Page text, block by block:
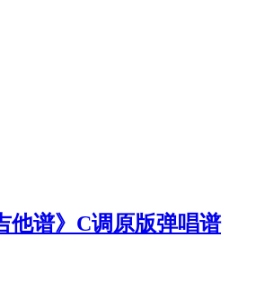
他谱》C调原版弹唱谱